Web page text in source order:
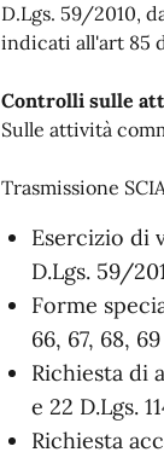
D.Lgs. 59/2010,
indicati all'art 85
Controlli sulle
Sulle attività
Trasmissione
Esercizio di
D.Lgs. 59/
Forme
66, 67, 68,
Richiesta di
e 22 D.Lgs.
Richiesta